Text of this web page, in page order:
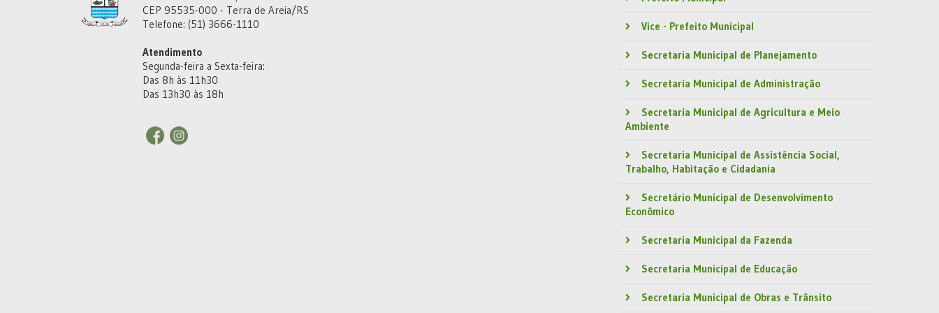
CEP 95535-000 - Terra de Areia/RS
Telefone: (51) 3666-1110
Atendimento
Segunda-feira a Sexta-feira:
Das 8h às 11h30
Das 13h30 às 18h
Vice - Prefeito Municipal
Secretaria Municipal de Planejamento
Secretaria Municipal de Administração
Secretaria Municipal de Agricultura e Meio
Ambiente
Secretaria Municipal de Assistência Social,
Trabalho, Habitação e Cidadania
Secretário Municipal de Desenvolvimento
Econômico
Secretaria Municipal da Fazenda
Secretaria Municipal de Educação
Secretaria Municipal de Obras e Trânsito